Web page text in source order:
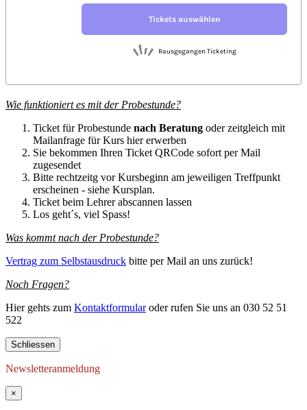
Wie funktioniert es mit der Probestunde?
Ticket für Probestunde nach Beratung oder zeitgleich mit
Mailanfrage für Kurs hier erwerben
Sie bekommen Ihren Ticket QRCode sofort per Mail
zugesendet
Bitte rechtzeitg vor Kursbeginn am jeweiligen Treffpunkt
erscheinen - siehe Kursplan.
Ticket beim Lehrer abscannen lassen
Los geht´s, viel Spass!
Was kommt nach der Probestunde?
Vertrag zum Selbstausdruck bitte per Mail an uns zurück!
Noch Fragen?
Hier gehts zum Kontaktformularoder rufen Sie uns an 030 52 51
522
Schliessen
Newsletteranmeldung
×